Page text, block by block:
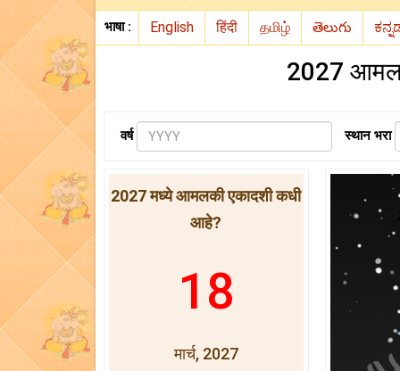
भाषा :
2027
वर्ष स्थान भरा
2027 मध्ये आमलकी एकादशी कधी
आहे?
18
मार्च, 2027